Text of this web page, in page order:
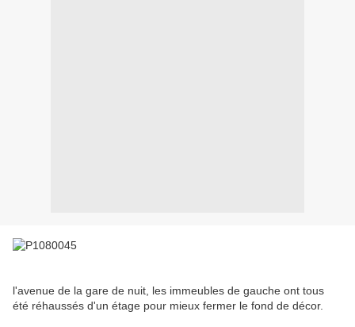
l'avenue de la gare de nuit, les immeubles de gauche ont tous
été réhaussés d'un étage pour mieux fermer le fond de décor.